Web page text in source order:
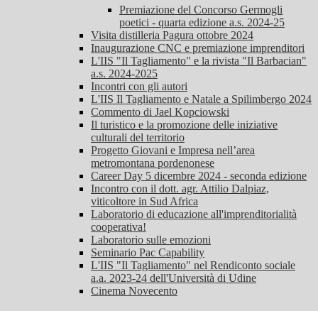
Premiazione del Concorso Germogli
poetici - quarta edizione a.s. 2024-25
Visita distilleria Pagura ottobre 2024
Inaugurazione CNC e premiazione imprenditori
L'IIS "Il Tagliamento" e la rivista "Il Barbacian"
a.s. 2024-2025
Incontri con gli autori
L'IIS Il Tagliamento e Natale a Spilimbergo 2024
Commento di Jael Kopciowski
Il turistico e la promozione delle iniziative
culturali del territorio
Progetto Giovani e Impresa nell’area
metromontana pordenonese
Career Day 5 dicembre 2024 - seconda edizione
Incontro con il dott. agr. Attilio Dalpiaz,
viticoltore in Sud Africa
Laboratorio di educazione all'imprenditorialità
cooperativa!
Laboratorio sulle emozioni
Seminario Pac Capability
L'IIS "Il Tagliamento" nel Rendiconto sociale
a.a. 2023-24 dell'Università di Udine
Cinema Novecento